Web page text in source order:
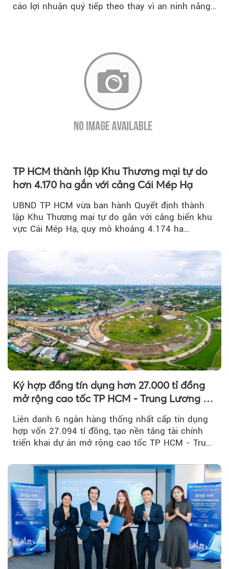
cáo lợi nhuận quý tiếp theo thay vì an ninh năng
TP HCM thành lập Khu Thương mại tự do
hơn 4.170 ha gắn với cảng Cái Mép Hạ
UBND TP HCM vừa ban hành Quyết định thành
lập Khu Thương mại tự do gắn với cảng biển khu
vực Cái Mép Hạ, quy mô khoảng 4.174 ha…
Ký hợp đồng tín dụng hơn 27.000 tỉ đồng
mở rộng cao tốc TP HCM - Trung Lương -
Liên danh 6 ngân hàng thống nhất cấp tín dụng
hợp vốn 27.094 tỉ đồng, tạo nền tảng tài chính
triển khai dự án mở rộng cao tốc TP HCM - Trung
kết nối TP HCM với Đồng bằng sông Cửu Long.